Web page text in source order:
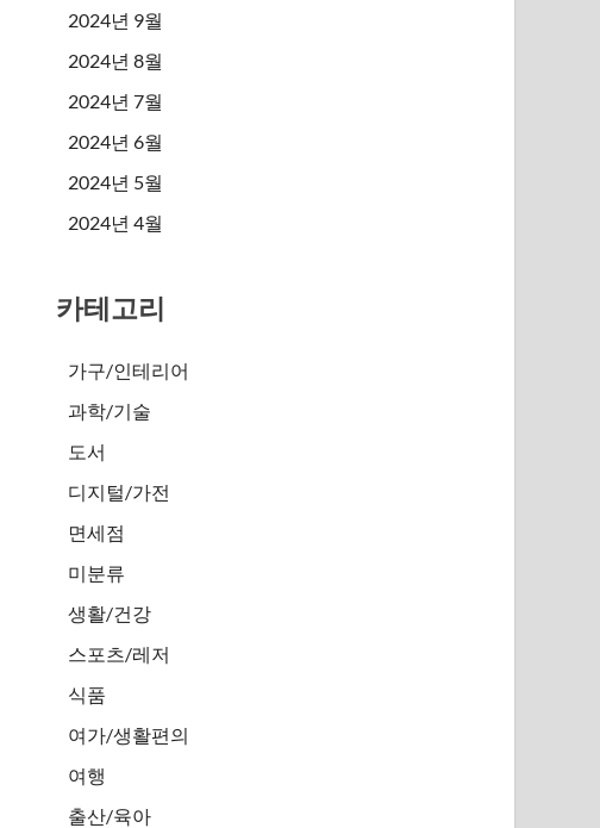
2024년 9월
2024년 8월
2024년 7월
2024년 6월
2024년 5월
2024년 4월
카테고리
가구/인테리어
과학/기술
도서
디지털/가전
면세점
미분류
생활/건강
스포츠/레저
식품
여가/생활편의
여행
출산/육아